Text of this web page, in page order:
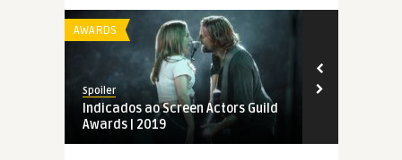
AWARDS
Spoiler
Indicados ao Screen Actors Guild
Awards | 2019